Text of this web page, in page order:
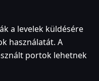
a levelek küldésére
használatát. A
portok lehetnek